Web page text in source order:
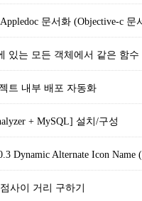
문서화 (Objective-c 문
있는 모든 객체에서 같은 함수
트 내부 배포 자동화
+ MySQL] 설치/구성
Dynamic Alternate Icon
사이 거리 구하기